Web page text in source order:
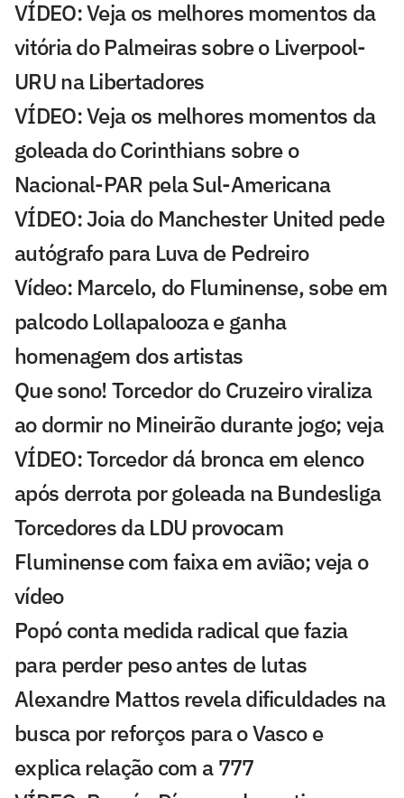
VÍDEO: Veja os melhores momentos da
vitória do Palmeiras sobre o Liverpool-
URU na Libertadores
VÍDEO: Veja os melhores momentos da
goleada do Corinthians sobre o
Nacional-PAR pela Sul-Americana
VÍDEO: Joia do Manchester United pede
autógrafo para Luva de Pedreiro
Vídeo: Marcelo, do Fluminense, sobe em
palcodo Lollapalooza e ganha
homenagem dos artistas
Que sono! Torcedor do Cruzeiro viraliza
ao dormir no Mineirão durante jogo; veja
VÍDEO: Torcedor dá bronca em elenco
após derrota por goleada na Bundesliga
Torcedores da LDU provocam
Fluminense com faixa em avião; veja o
vídeo
Popó conta medida radical que fazia
para perder peso antes de lutas
Alexandre Mattos revela dificuldades na
busca por reforços para o Vasco e
explica relação com a 777